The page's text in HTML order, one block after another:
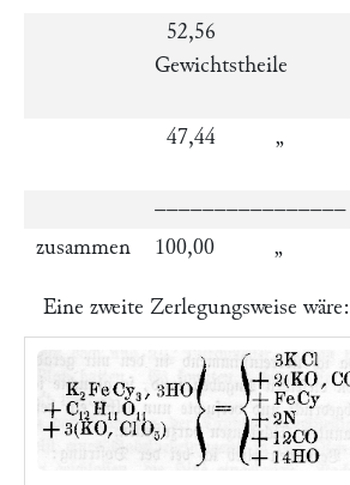
52,56
Gewichtstheile
47,44 „
––––––––––––––––
zusammen
100,00 „
Eine zweite Zerlegungsweise wäre: